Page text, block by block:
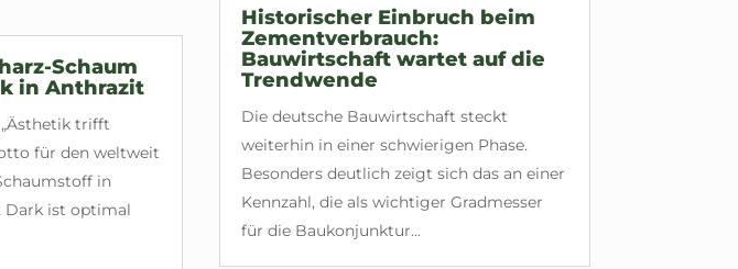
Schaum
in Anthrazit
trifft
für den weltweit
in
Dark ist optimal
Historischer Einbruch beim
Zementverbrauch:
Bauwirtschaft wartet auf die
Trendwende
Die deutsche Bauwirtschaft steckt
weiterhin in einer schwierigen Phase.
Besonders deutlich zeigt sich das an einer
Kennzahl, die als wichtiger Gradmesser
für die Baukonjunktur...